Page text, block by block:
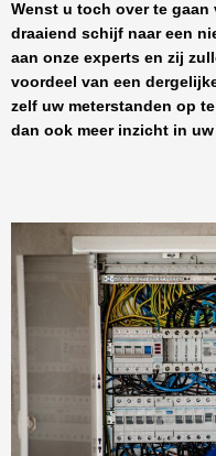
Wenst u toch over te gaan
draaiend schijf naar een
aan onze experts en zij
voordeel van een
zelf uw meterstanden op
dan ook meer inzicht in